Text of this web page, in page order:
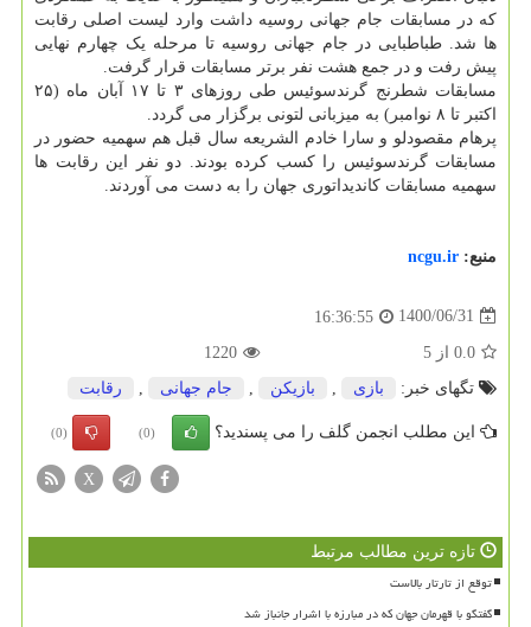
که در مسابقات جام جهانی روسیه داشت وارد لیست اصلی رقابت
ها شد. طباطبایی در جام جهانی روسیه تا مرحله یک چهارم نهایی
پیش رفت و در جمع هشت نفر برتر مسابقات قرار گرفت.
مسابقات شطرنج گرندسوئیس طی روزهای ۳ تا ۱۷ آبان ماه (۲۵
اکتبر تا ۸ نوامبر) به میزبانی لتونی برگزار می گردد.
پرهام مقصودلو و سارا خادم الشریعه سال قبل هم سهمیه حضور در
مسابقات گرندسوئیس را کسب کرده بودند. دو نفر این رقابت ها
سهمیه مسابقات کاندیداتوری جهان را به دست می آوردند.
منبع: ncgu.ir
1400/06/31
16:36:55
0.0 از 5
1220
تگهای خبر:
بازی بازیكن جام جهانی رقابت
این مطلب انجمن گلف را می پسندید؟ (0)
(0)
X
تازه ترین مطالب مرتبط
توقع از تارتار بالاست
گفتگو با قهرمان جهان که در مبارزه با اشرار جانباز شد